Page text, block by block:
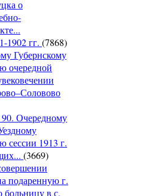
о
1902 гг. (7868)
Губернскому
очередной
Очередному
сессии 1913 г.
(3669)
подаренную г.
больницу в с.